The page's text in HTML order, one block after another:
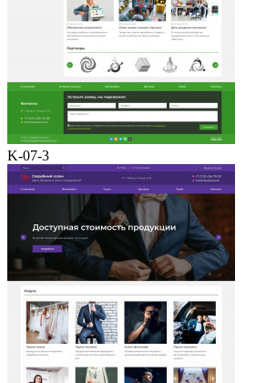
K-07-3